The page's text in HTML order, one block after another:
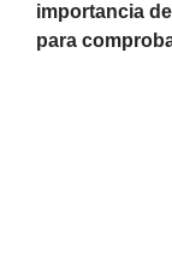
importancia
para